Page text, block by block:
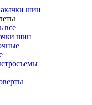
шин
все
шин